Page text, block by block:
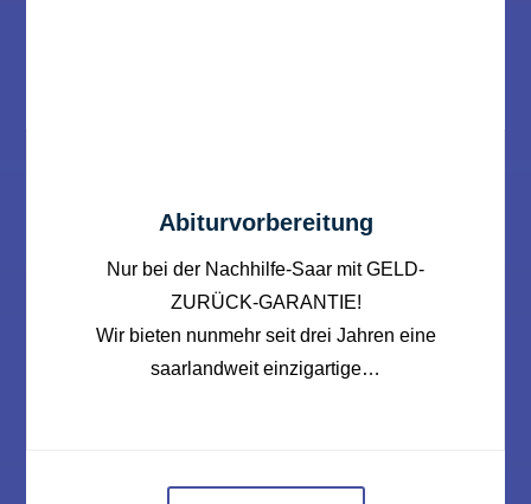
Abiturvorbereitung
Nur bei der Nachhilfe-Saar mit GELD-
ZURÜCK-GARANTIE!
Wir bieten nunmehr seit drei Jahren eine
saarlandweit einzigartige…